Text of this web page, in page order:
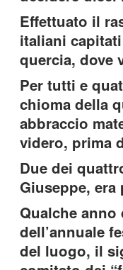
Effettuato il
italiani
quercia, dove
Per tutti e
chioma della
abbraccio
videro, prima
Due dei
Giuseppe,
Qualche anno
dell’annuale
del luogo, il